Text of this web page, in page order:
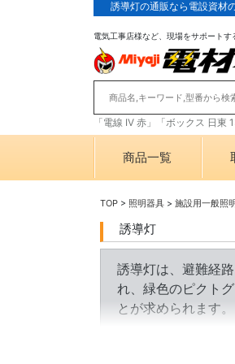
誘導灯の通販なら電設資材
電気工事店様など、現場をサポートす
「電線 IV 赤」「ボックス 日東
商品一覧
TOP > 照明器具 > 施設用一般照
誘導灯
誘導灯は、避難経
れ、緑色のピクト
とが求められます。